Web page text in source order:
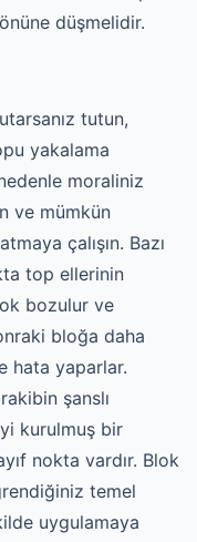
düşmelidir.
tutun,
yakalama
moraliniz
ve mümkün
çalışın. Bazı
top ellerinin
bozulur ve
bloğa daha
hata yaparlar.
şanslı
kurulmuş bir
nokta vardır. Blok
temel
uygulamaya